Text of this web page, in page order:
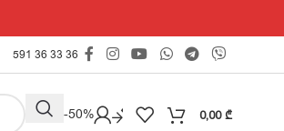
591 36 33 36
Outlet -50% 0,00 ₾